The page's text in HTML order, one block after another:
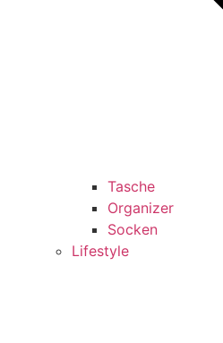
Tasche
Organizer
Socken
Lifestyle